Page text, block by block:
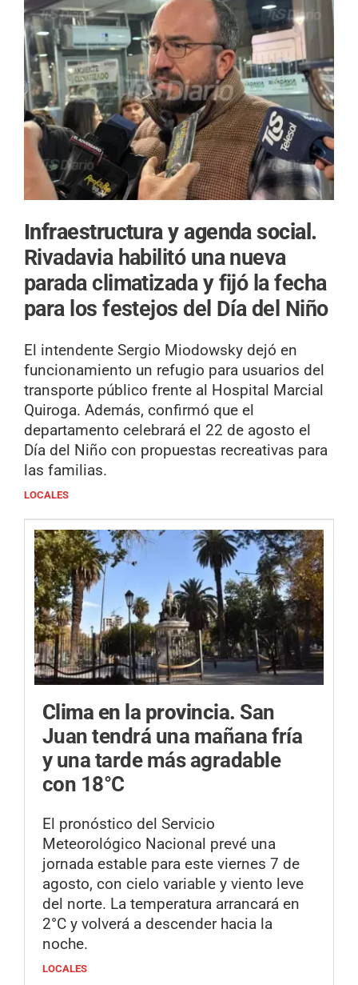
Infraestructura y agenda social.
Rivadavia habilitó una nueva
parada climatizada y fijó la fecha
para los festejos del Día del Niño
El intendente Sergio Miodowsky dejó en
funcionamiento un refugio para usuarios del
transporte público frente al Hospital Marcial
Quiroga. Además, confirmó que el
departamento celebrará el 22 de agosto el
Día del Niño con propuestas recreativas para
las familias.
LOCALES
Clima en la provincia. San
Juan tendrá una mañana fría
y una tarde más agradable
con 18°C
El pronóstico del Servicio
Meteorológico Nacional prevé una
jornada estable para este viernes 7 de
agosto, con cielo variable y viento leve
del norte. La temperatura arrancará en
2°C y volverá a descender hacia la
noche.
LOCALES